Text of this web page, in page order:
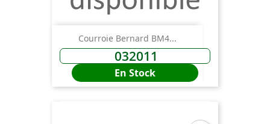
Courroie Bernard BM4...
032011
En Stock